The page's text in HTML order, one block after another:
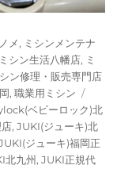
メ, ミシンメンテナ
ミシン生活八幡店, ミ
ン修理・販売専門店
,職業用ミシン
グ
ベビーロック)北
,JUKI(ジューキ)北
ジューキ)福岡正
北九州,JUKI正規代